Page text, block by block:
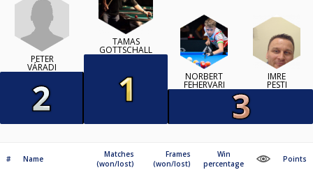
PÉTER
VÁRADI
TAMÁS
GOTTSCHALL
NORBERT
FEHERVARI
IMRE
PESTI
# Name
Matches
(won/lost)
Frames
(won/lost)
Win
percentage
Points